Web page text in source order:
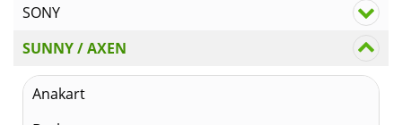
SONY
SUNNY / AXEN
Anakart